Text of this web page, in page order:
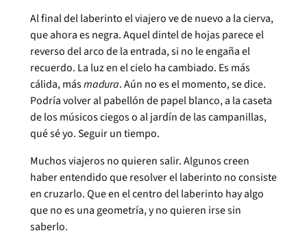
Al final del laberinto el viajero ve de nuevo a la cierva,
que ahora es negra. Aquel dintel de hojas parece el
reverso del arco de la entrada, si no le engaña el
recuerdo. La luz en el cielo ha cambiado. Es más
cálida, másmadura. Aún no es el momento, se dice.
Podría volver al pabellón de papel blanco, a la caseta
de los músicos ciegos o al jardín de las campanillas,
qué sé yo. Seguir un tiempo.
Muchos viajeros no quieren salir. Algunos creen
haber entendido que resolver el laberinto no consiste
en cruzarlo. Que en el centro del laberinto hay algo
que no es una geometría, y no quieren irse sin
saberlo.